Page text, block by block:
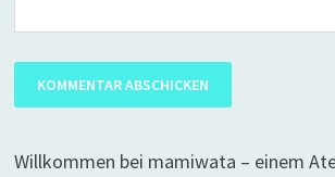
Willkommen bei mamiwata – einem